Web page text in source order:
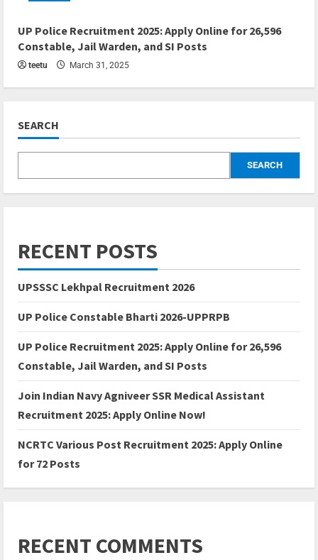
UP Police Recruitment 2025: Apply Online for 26,596
Constable, Jail Warden, and SI Posts
teetu March 31, 2025
SEARCH
SEARCH
RECENT POSTS
UPSSSC Lekhpal Recruitment 2026
UP Police Constable Bharti 2026-UPPRPB
UP Police Recruitment 2025: Apply Online for 26,596
Constable, Jail Warden, and SI Posts
Join Indian Navy Agniveer SSR Medical Assistant
Recruitment 2025: Apply Online Now!
NCRTC Various Post Recruitment 2025: Apply Online
for 72 Posts
RECENT COMMENTS